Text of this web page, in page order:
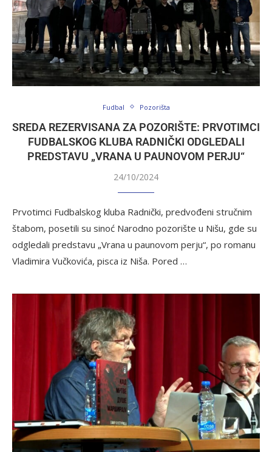
Fudbal Pozorišta
SREDA REZERVISANA ZA POZORIŠTE: PRVOTIMCI
FUDBALSKOG KLUBA RADNIČKI ODGLEDALI
PREDSTAVU „VRANA U PAUNOVOM PERJU“
24/10/2024
Prvotimci Fudbalskog kluba Radnički, predvođeni stručnim
štabom, posetili su sinoć Narodno pozorište u Nišu, gde su
odgledali predstavu „Vrana u paunovom perju“, po romanu
Vladimira Vučkovića, pisca iz Niša. Pored …